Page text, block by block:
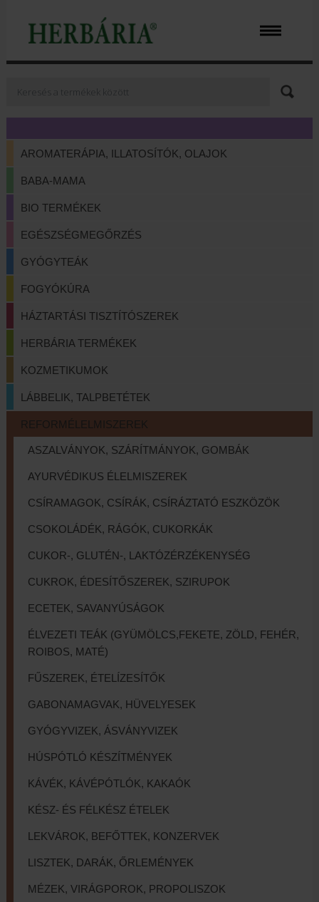
AROMATERÁPIA, ILLATOSÍTÓK, OLAJOK
BABA-MAMA
BIO TERMÉKEK
EGÉSZSÉGMEGŐRZÉS
GYÓGYTEÁK
FOGYÓKÚRA
HÁZTARTÁSI TISZTÍTÓSZEREK
HERBÁRIA TERMÉKEK
KOZMETIKUMOK
LÁBBELIK, TALPBETÉTEK
REFORMÉLELMISZEREK
ASZALVÁNYOK, SZÁRÍTMÁNYOK, GOMBÁK
AYURVÉDIKUS ÉLELMISZEREK
CSÍRAMAGOK, CSÍRÁK, CSÍRÁZTATÓ ESZKÖZÖK
CSOKOLÁDÉK, RÁGÓK, CUKORKÁK
CUKOR-, GLUTÉN-, LAKTÓZÉRZÉKENYSÉG
CUKROK, ÉDESÍTŐSZEREK, SZIRUPOK
ECETEK, SAVANYÚSÁGOK
ÉLVEZETI TEÁK (GYÜMÖLCS,FEKETE, ZÖLD, FEHÉR,
ROIBOS, MATÉ)
FŰSZEREK, ÉTELÍZESÍTŐK
GABONAMAGVAK, HÜVELYESEK
GYÓGYVIZEK, ÁSVÁNYVIZEK
HÚSPÓTLÓ KÉSZÍTMÉNYEK
KÁVÉK, KÁVÉPÓTLÓK, KAKAÓK
KÉSZ- ÉS FÉLKÉSZ ÉTELEK
LEKVÁROK, BEFŐTTEK, KONZERVEK
LISZTEK, DARÁK, ŐRLEMÉNYEK
MÉZEK, VIRÁGPOROK, PROPOLISZOK